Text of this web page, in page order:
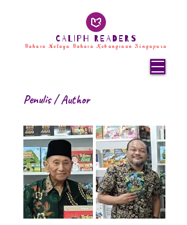
CALIPH READERS
Bahasa Melayu Bahasa Kebangsaan Singapura
Penulis / Author